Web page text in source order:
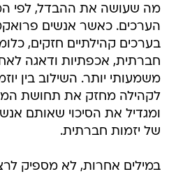
מה שעושה את ההבדל, לפי
הערכים. כאשר אנשים
בערכים קהילתיים חזקים,
חברתית, אכפתיות ודאגה
משמעותי יותר. השילוב בין
לקהילה מחזק את תחושת
ומגדיל את הסיכוי שאותם
של יזמות חברתית.
במילים אחרות, לא מספיק